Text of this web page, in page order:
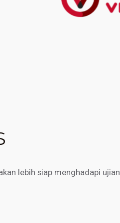
lebih siap menghadapi ujian